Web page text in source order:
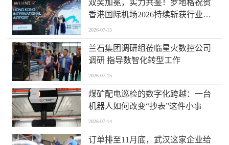
双奖加冕，实力共鉴！罗地格祝贺
香港国际机场2026持续斩获行业大
奖
2026-07-15
兰石集团调研组莅临星火数控公司
调研 指导数智化转型工作
2026-07-15
煤矿配电巡检的数字化跨越：一台
机器人如何改变“抄表”这件小事
2026-07-14
订单排至11月底，武汉这家企业给